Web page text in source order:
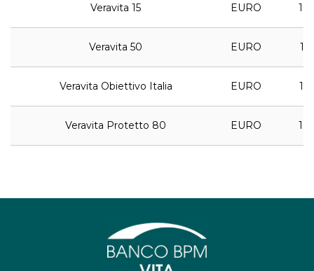
Veravita 15 EURO
Veravita 50 EURO
Veravita Obiettivo Italia EURO
Veravita Protetto 80 EURO